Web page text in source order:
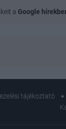
a Google
tájékoztató